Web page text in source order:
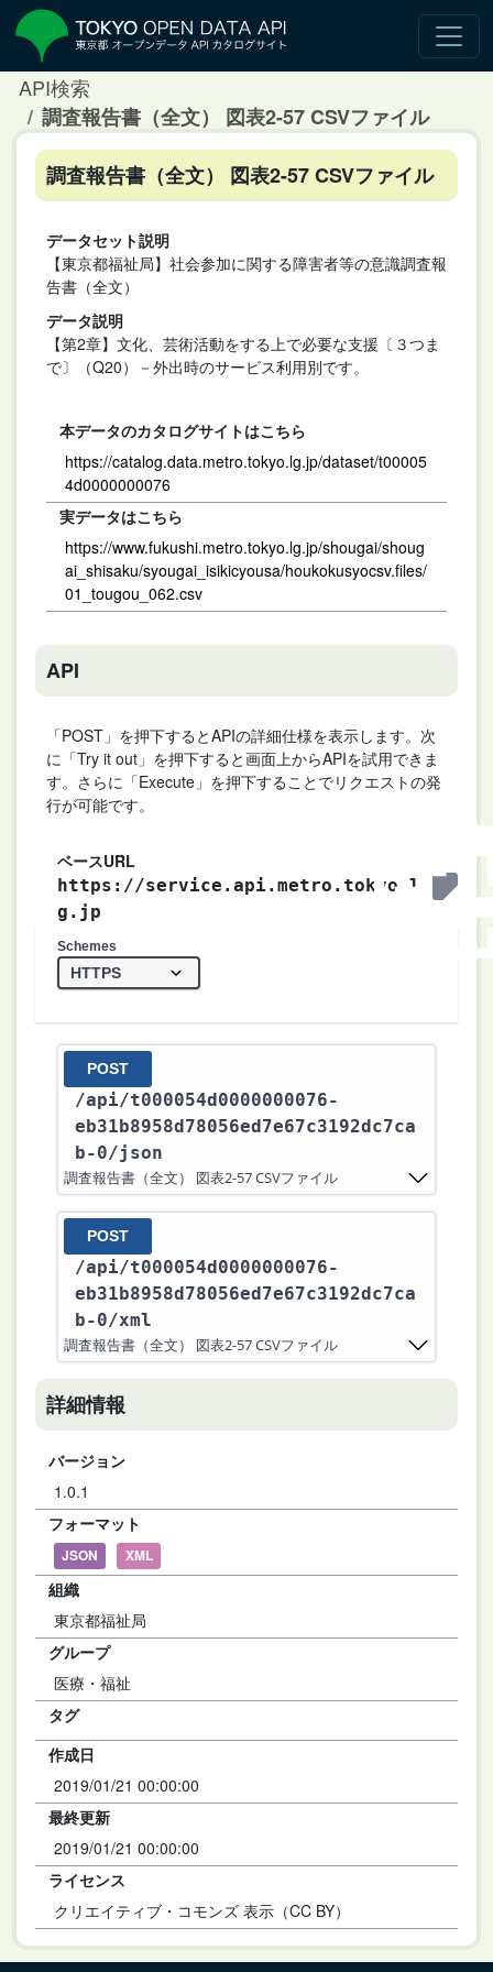
API検索
調査報告書（全文） 図表2-57 CSVファイル
調査報告書（全文） 図表2-57 CSVファイル
データセット説明
【東京都福祉局】社会参加に関する障害者等の意識調査報
告書（全文）
データ説明
【第2章】文化、芸術活動をする上で必要な支援〔３つま
で〕（Q20）－外出時のサービス利用別です。
本データのカタログサイトはこちら
https://catalog.data.metro.tokyo.lg.jp/dataset/t00005
4d0000000076
実データはこちら
https://www.fukushi.metro.tokyo.lg.jp/shougai/shoug
ai_shisaku/syougai_isikicyousa/houkokusyocsv.files/
01_tougou_062.csv
API
「POST」を押下するとAPIの詳細仕様を表示します。次
に「Try it out」を押下すると画面上からAPIを試用できま
す。さらに「Execute」を押下することでリクエストの発
行が可能です。
ベースURL
https://service.api.metro.tokyo.l
g.jp
Schemes
POST
/api/t000054d0000000076-
eb31b8958d78056ed7e67c3192dc7ca
b-0/json
調査報告書（全文） 図表2-57 CSVファイル
POST
/api/t000054d0000000076-
eb31b8958d78056ed7e67c3192dc7ca
b-0/xml
調査報告書（全文） 図表2-57 CSVファイル
詳細情報
バージョン
1.0.1
フォーマット
JSON XML
組織
東京都福祉局
グループ
医療・福祉
タグ
作成日
2019/01/21 00:00:00
最終更新
2019/01/21 00:00:00
ライセンス
クリエイティブ・コモンズ 表示（CC BY）